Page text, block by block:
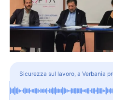
Sicurezza sul lavoro, a Verbania
convegno